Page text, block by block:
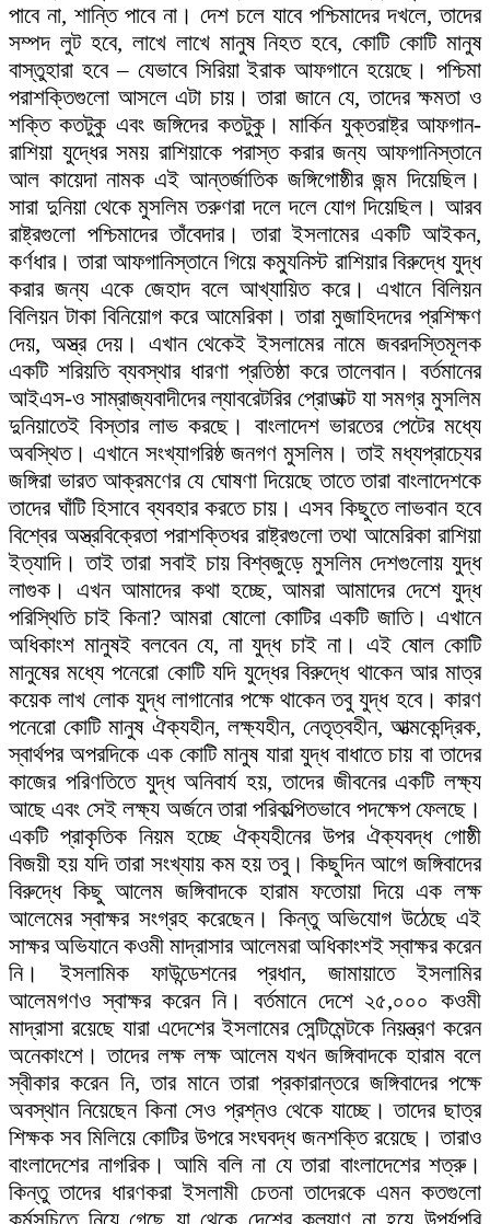
পাবে না, শান্তি পাবে না। দেশ চলে যাবে পশ্চিমাদের দখলে, তাদের
সম্পদ লুট হবে, লাখে লাখে মানুষ নিহত হবে, কোটি কোটি মানুষ
বাস্তুহারা হবে – যেভাবে সিরিয়া ইরাক আফগানে হয়েছে। পশ্চিমা
পরাশক্তিগুলো আসলে এটা চায়। তারা জানে যে, তাদের ক্ষমতা ও
শক্তি কতটুকু এবং জঙ্গিদের কতটুকু। মার্কিন যুক্তরাষ্ট্র আফগান-
রাশিয়া যুদ্ধের সময় রাশিয়াকে পরাস্ত করার জন্য আফগানিস্তানে
আল কায়েদা নামক এই আন্তর্জাতিক জঙ্গিগোষ্ঠীর জন্ম দিয়েছিল।
সারা দুনিয়া থেকে মুসলিম তরুণরা দলে দলে যোগ দিয়েছিল। আরব
রাষ্ট্রগুলো পশ্চিমাদের তাঁবেদার। তারা ইসলামের একটি আইকন,
কর্ণধার। তারা আফগানিস্তানে গিয়ে কম্যুনিস্ট রাশিয়ার বিরুদ্ধে যুদ্ধ
করার জন্য একে জেহাদ বলে আখ্যায়িত করে। এখানে বিলিয়ন
বিলিয়ন টাকা বিনিয়োগ করে আমেরিকা। তারা মুজাহিদদের প্রশিক্ষণ
দেয়, অস্ত্র দেয়। এখান থেকেই ইসলামের নামে জবরদস্তিমূলক
একটি শরিয়তি ব্যবস্থার ধারণা প্রতিষ্ঠা করে তালেবান। বর্তমানের
আইএস-ও সাম্রাজ্যবাদীদের ল্যাবরেটরির প্রোডাক্ট যা সমগ্র মুসলিম
দুনিয়াতেই বিস্তার লাভ করছে। বাংলাদেশ ভারতের পেটের মধ্যে
অবস্থিত। এখানে সংখ্যাগরিষ্ঠ জনগণ মুসলিম। তাই মধ্যপ্রাচ্যের
জঙ্গিরা ভারত আক্রমণের যে ঘোষণা দিয়েছে তাতে তারা বাংলাদেশকে
তাদের ঘাঁটি হিসাবে ব্যবহার করতে চায়। এসব কিছুতে লাভবান হবে
বিশ্বের অস্ত্রবিক্রেতা পরাশক্তিধর রাষ্ট্রগুলো তথা আমেরিকা রাশিয়া
ইত্যাদি। তাই তারা সবাই চায় বিশ্বজুড়ে মুসলিম দেশগুলোয় যুদ্ধ
লাগুক। এখন আমাদের কথা হচ্ছে, আমরা আমাদের দেশে যুদ্ধ
পরিস্থিতি চাই কিনা? আমরা ষোলো কোটির একটি জাতি। এখানে
অধিকাংশ মানুষই বলবেন যে, না যুদ্ধ চাই না। এই ষোল কোটি
মানুষের মধ্যে পনেরো কোটি যদি যুদ্ধের বিরুদ্ধে থাকেন আর মাত্র
কয়েক লাখ লোক যুদ্ধ লাগানোর পক্ষে থাকেন তবু যুদ্ধ হবে। কারণ
পনেরো কোটি মানুষ ঐক্যহীন, লক্ষ্যহীন, নেতৃত্বহীন, আত্মকেন্দ্রিক,
স্বার্থপর অপরদিকে এক কোটি মানুষ যারা যুদ্ধ বাধাতে চায় বা তাদের
কাজের পরিণতিতে যুদ্ধ অনিবার্য হয়, তাদের জীবনের একটি লক্ষ্য
আছে এবং সেই লক্ষ্য অর্জনে তারা পরিকল্পিতভাবে পদক্ষেপ ফেলছে।
একটি প্রাকৃতিক নিয়ম হচ্ছে ঐক্যহীনের উপর ঐক্যবদ্ধ গোষ্ঠী
বিজয়ী হয় যদি তারা সংখ্যায় কম হয় তবু। কিছুদিন আগে জঙ্গিবাদের
বিরুদ্ধে কিছু আলেম জঙ্গিবাদকে হারাম ফতোয়া দিয়ে এক লক্ষ
আলেমের স্বাক্ষর সংগ্রহ করেছেন। কিন্তু অভিযোগ উঠেছে এই
সাক্ষর অভিযানে কওমী মাদ্রাসার আলেমরা অধিকাংশই স্বাক্ষর করেন
নি। ইসলামিক ফাউন্ডেশনের প্রধান, জামায়াতে ইসলামির
আলেমগণও স্বাক্ষর করেন নি। বর্তমানে দেশে ২৫,০০০ কওমী
মাদ্রাসা রয়েছে যারা এদেশের ইসলামের সেন্টিমেন্টকে নিয়ন্ত্রণ করেন
অনেকাংশে। তাদের লক্ষ লক্ষ আলেম যখন জঙ্গিবাদকে হারাম বলে
স্বীকার করেন নি, তার মানে তারা প্রকারান্তরে জঙ্গিবাদের পক্ষে
অবস্থান নিয়েছেন কিনা সেও প্রশ্নও থেকে যাচ্ছে। তাদের ছাত্র
শিক্ষক সব মিলিয়ে কোটির উপরে সংঘবদ্ধ জনশক্তি রয়েছে। তারাও
বাংলাদেশের নাগরিক। আমি বলি না যে তারা বাংলাদেশের শত্রু।
কিন্তু তাদের ধারণকরা ইসলামী চেতনা তাদেরকে এমন কতগুলো